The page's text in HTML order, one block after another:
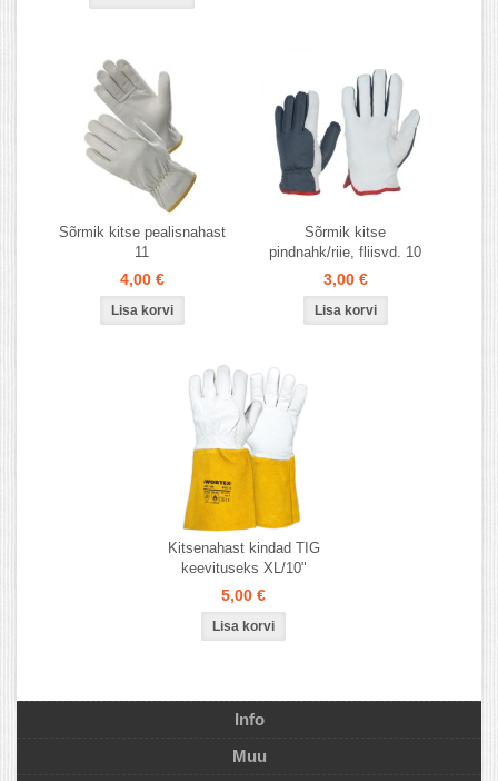
Sõrmik kitse pealisnahast
11
4,00 €
Sõrmik kitse
pindnahk/riie, fliisvd. 10
3,00 €
Kitsenahast kindad TIG
keevituseks XL/10"
5,00 €
Info
Muu